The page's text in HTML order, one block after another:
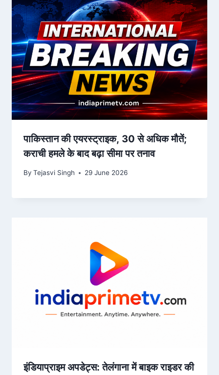
पाकिस्तान की एयरस्ट्राइक, 30 से अधिक मौतें;
कराची हमले के बाद बढ़ा सीमा पर तनाव
By Tejasvi Singh 29 June 2026
इंडियाप्राइम अपडेट्स: तेलंगाना में बाइक राइडर की